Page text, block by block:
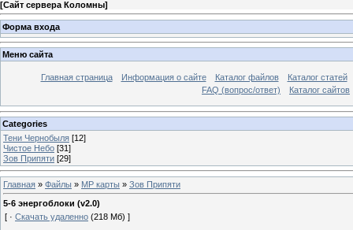
[Сайт сервера Коломны]
Форма входа
Меню сайта
Главная страница Информация о сайте Каталог файлов
Каталог статей
FAQ (вопрос/ответ)
Каталог сайтов
Categories
Тени Чернобыля [12]
Чистое Небо [31]
Зов Припяти [29]
Главная » Файлы » МР карты » Зов Припяти
5-6 энергоблоки (v2.0)
[ · Скачать удаленно (218 Мб) ]